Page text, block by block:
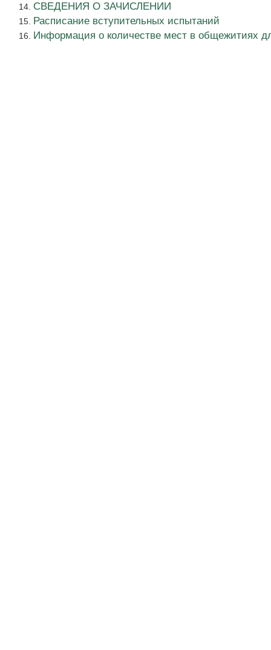
СВЕДЕНИЯ О ЗАЧИСЛЕНИИ
Расписание вступительных испытаний
Информация о количестве мест в общежитиях